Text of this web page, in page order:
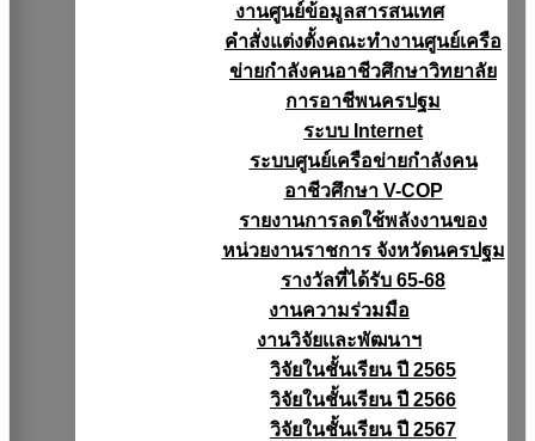
งานศูนย์ข้อมูลสารสนเทศ
คำสั่งแต่งตั้งคณะทำงานศูนย์เครือ
ข่ายกำลังคนอาชีวศึกษาวิทยาลัย
การอาชีพนครปฐม
ระบบ Internet
ระบบศูนย์เครือข่ายกำลังคน
อาชีวศึกษา V-COP
รายงานการลดใช้พลังงานของ
หน่วยงานราชการ จังหวัดนครปฐม
รางวัลที่ได้รับ 65-68
งานความร่วมมือ
งานวิจัยเเละพัฒนาฯ
วิจัยในชั้นเรียน ปี 2565
วิจัยในชั้นเรียน ปี 2566
วิจัยในชั้นเรียน ปี 2567